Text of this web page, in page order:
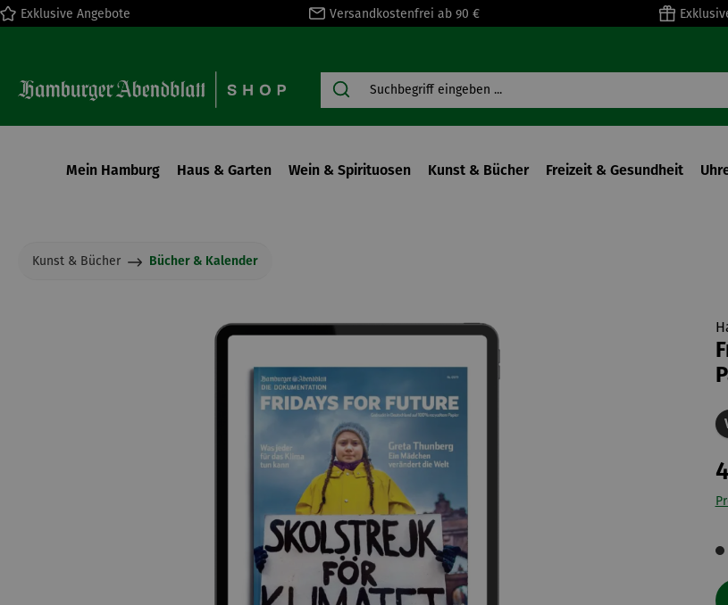
Zur Hauptnavigation springen
Exklusive Angebote Versandkostenfrei ab 90 €
Mein Hamburg Haus & Garten Wein & Spirituosen Kunst & Bücher Freizeit & Gesundheit
Kunst & Bücher Bücher & Kalender